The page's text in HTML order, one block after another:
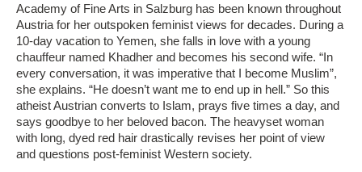
Academy of Fine Arts in Salzburg has been known throughout
Austria for her outspoken feminist views for decades. During a
10-day vacation to Yemen, she falls in love with a young
chauffeur named Khadher and becomes his second wife. “In
every conversation, it was imperative that I become Muslim”,
she explains. “He doesn’t want me to end up in hell.” So this
atheist Austrian converts to Islam, prays five times a day, and
says goodbye to her beloved bacon. The heavyset woman
with long, dyed red hair drastically revises her point of view
and questions post-feminist Western society.